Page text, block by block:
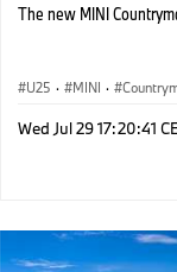
The new MINI
U25 · MINI ·
Wed Jul 29 17:20:41